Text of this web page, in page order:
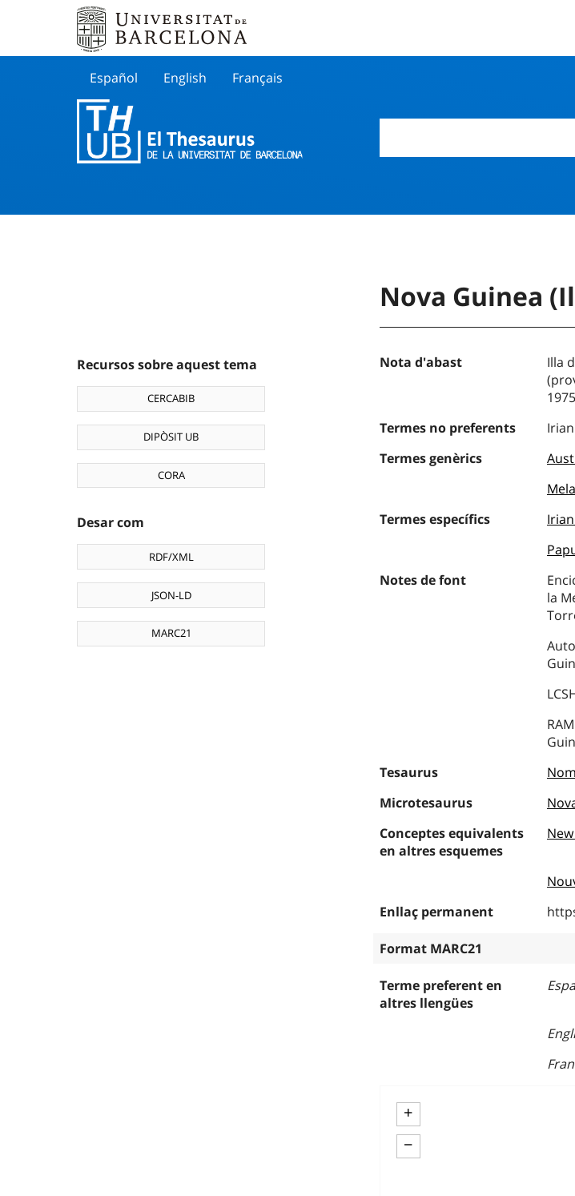
Español English Français
Recursos sobre aquest tema
CERCABIB
DIPÒSIT UB
CORA
Desar com
RDF/XML
JSON-LD
MARC21
Nova Guinea
Nota d'abast
Illa
Termes no preferents
Irian
Termes genèrics
Termes específics
Notes de font
la
Tesaurus
Microtesaurus
Conceptes equivalents
en altres esquemes
Enllaç permanent
Format MARC21
Terme preferent en
altres llengües
+
−